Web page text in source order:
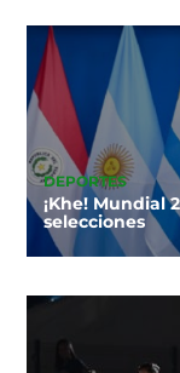
DEPORTES
¡Khe! Mundial
selecciones